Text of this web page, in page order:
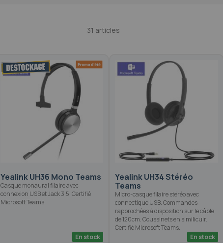
31 articles
Yealink UH36 Mono Teams
Casque monaural filaire avec
connexion USB et Jack 3.5. Certifié
Microsoft Teams.
En stock
Yealink UH34 Stéréo
Teams
Micro-casque filaire stéréo avec
connectique USB. Commandes
rapprochées à disposition sur le câble
de 120cm. Coussinets en similicuir.
Certifié Microsoft Teams.
En stock